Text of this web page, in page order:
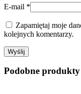
E-mail *
Zapamiętaj moje
kolejnych komentarzy.
Podobne produkty